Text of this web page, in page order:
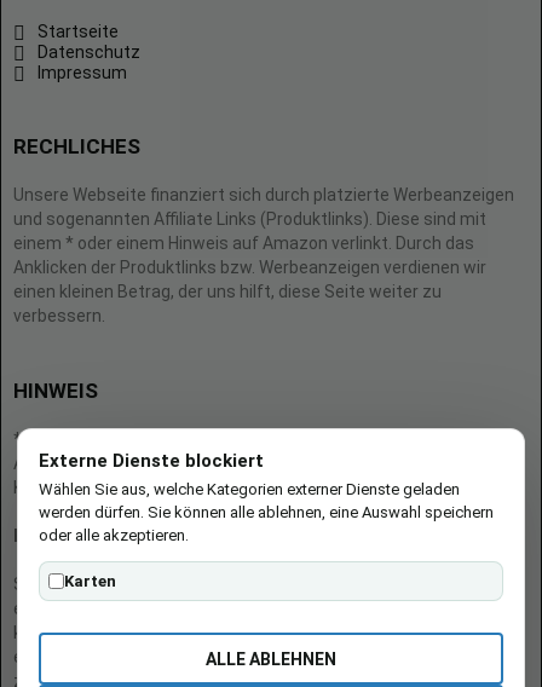
Startseite
Datenschutz
Impressum
RECHLICHES
Unsere Webseite finanziert sich durch platzierte Werbeanzeigen
und sogenannten Affiliate Links (Produktlinks). Diese sind mit
einem * oder einem Hinweis auf Amazon verlinkt. Durch das
Anklicken der Produktlinks bzw. Werbeanzeigen verdienen wir
einen kleinen Betrag, der uns hilft, diese Seite weiter zu
verbessern.
HINWEIS
* = Afilliate-Link (=Werbung)
Als Amazon-Partner verdient der Seitenbetreiber an qualifizierten
Käufen.
Hinweis zu Preisen und Verfügbarkeiten
Sofern Produktpreise und Verfügbarkeiten angezeigt werden,
entsprechen diese dem angegebenen Stand (Datum/Uhrzeit) und
können sich auf der verlinkten Seite jederzeit ändern. Für den Kauf
eines Produkts gelten die Angaben zu Preis und Verfügbarkeit, die
zum Kaufzeitpunkt [auf der/den maßgeblichen Amazon-
Externe Dienste blockiert
Wählen Sie aus, welche Kategorien externer Dienste geladen
werden dürfen. Sie können alle ablehnen, eine Auswahl speichern
oder alle akzeptieren.
Karten
ALLE ABLEHNEN